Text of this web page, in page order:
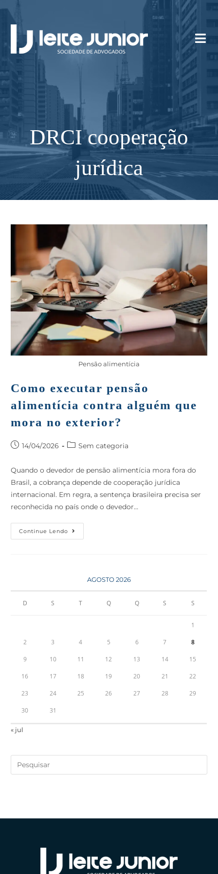
DRCI cooperação
jurídica
Pensão alimentícia
Como executar pensão
alimentícia contra alguém que
mora no exterior?
14/04/2026 Sem categoria
Quando o devedor de pensão alimentícia mora fora do
Brasil, a cobrança depende de cooperação jurídica
internacional. Em regra, a sentença brasileira precisa ser
reconhecida no país onde o devedor…
Continue Lendo
AGOSTO 2026
D S T Q Q S S
1
2 3 4 5 6 7 8
9 10 11 12 13 14 15
16 17 18 19 20 21 22
23 24 25 26 27 28 29
30 31
« jul